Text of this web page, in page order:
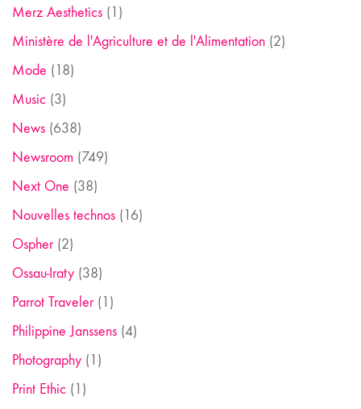
Merz Aesthetics (1)
Ministère de l'Agriculture et de l'Alimentation (2)
Mode (18)
Music (3)
News (638)
Newsroom (749)
Next One (38)
Nouvelles technos (16)
Ospher(2)
Ossau-Iraty (38)
Parrot Traveler(1)
Philippine Janssens (4)
Photography (1)
Print Ethic (1)